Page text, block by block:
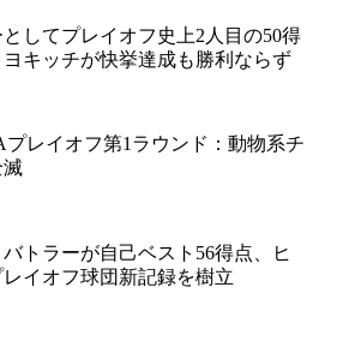
してプレイオフ史上2人目の50得
ヨキッチが快挙達成も勝利ならず
プレイオフ第1ラウンド：動物系チ
滅
トラーが自己ベスト56得点、ヒ
イオフ球団新記録を樹立